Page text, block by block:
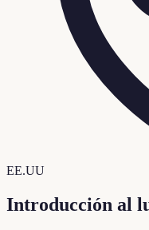
EE.UU
Introducción al